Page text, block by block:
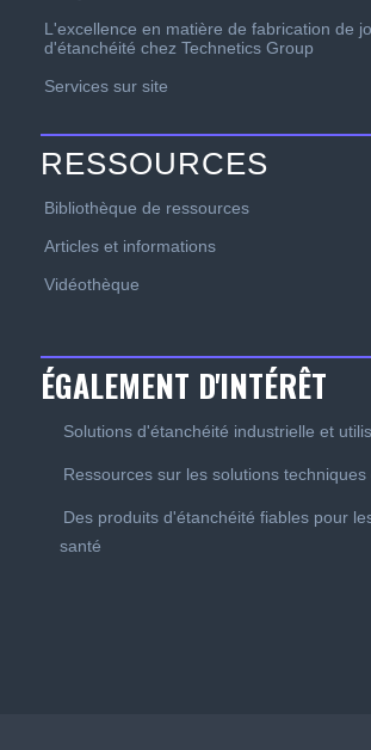
L'excellence en matière de fabrication de
d'étanchéité chez Technetics Group
Services sur site
RESSOURCES
Bibliothèque de ressources
Articles et informations
Vidéothèque
ÉGALEMENT D'INTÉRÊT
Solutions d'étanchéité industrielle et
Ressources sur les solutions
Des produits d'étanchéité fiables pour
santé